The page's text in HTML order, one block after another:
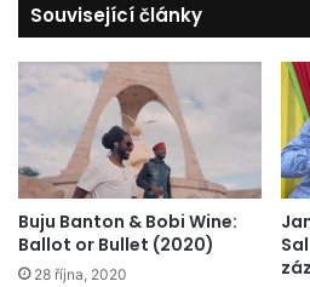
Související články
Buju Banton & Bobi Wine:
Ballot or Bullet (2020)
28 října, 2020